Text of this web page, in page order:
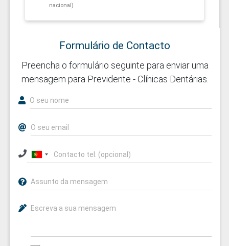
nacional)